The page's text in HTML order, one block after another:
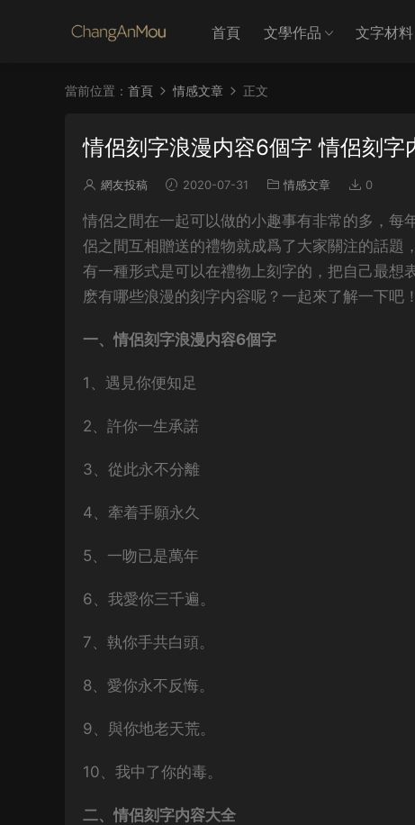
首頁 文學作品 文字材料
當前位置： 首頁 情感文章 正文
情侶刻字浪漫内容6個字 情侶刻字
網友投稿 2020-07-31 情感文章 0
情侶之間在一起可以做的小趣事有非常的多，每
侶之間互相贈送的禮物就成爲了大家關注的話題
有一種形式是可以在禮物上刻字的，把自己最想
麽有哪些浪漫的刻字内容呢？一起來了解一下吧！
一、情侶刻字浪漫内容6個字
1、遇見你便知足
2、許你一生承諾
3、從此永不分離
4、牽着手願永久
5、一吻已是萬年
6、我愛你三千遍。
7、執你手共白頭。
8、愛你永不反悔。
9、與你地老天荒。
10、我中了你的毒。
二、情侶刻字内容大全